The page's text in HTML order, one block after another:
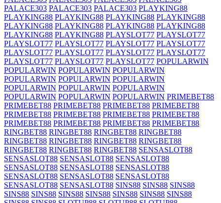
PALACE303 PALACE303 PALACE303 PLAYKING88
PLAYKING88 PLAYKING88 PLAYKING88 PLAYKING88
PLAYKING88 PLAYKING88 PLAYKING88 PLAYKING88
PLAYKING88 PLAYKING88 PLAYSLOT77 PLAYSLOT77
PLAYSLOT77 PLAYSLOT77 PLAYSLOT77 PLAYSLOT77
PLAYSLOT77 PLAYSLOT77 PLAYSLOT77 PLAYSLOT77
PLAYSLOT77 PLAYSLOT77 PLAYSLOT77 POPULARWIN
POPULARWIN POPULARWIN POPULARWIN
POPULARWIN POPULARWIN POPULARWIN
POPULARWIN POPULARWIN POPULARWIN
POPULARWIN POPULARWIN POPULARWIN PRIMEBET88
PRIMEBET88 PRIMEBET88 PRIMEBET88 PRIMEBET88
PRIMEBET88 PRIMEBET88 PRIMEBET88 PRIMEBET88
PRIMEBET88 PRIMEBET88 PRIMEBET88 PRIMEBET88
RINGBET88 RINGBET88 RINGBET88 RINGBET88
RINGBET88 RINGBET88 RINGBET88 RINGBET88
RINGBET88 RINGBET88 RINGBET88 SENSASLOT88
SENSASLOT88 SENSASLOT88 SENSASLOT88
SENSASLOT88 SENSASLOT88 SENSASLOT88
SENSASLOT88 SENSASLOT88 SENSASLOT88
SENSASLOT88 SENSASLOT88 SINS88 SINS88 SINS88
SINS88 SINS88 SINS88 SINS88 SINS88 SINS88 SINS88